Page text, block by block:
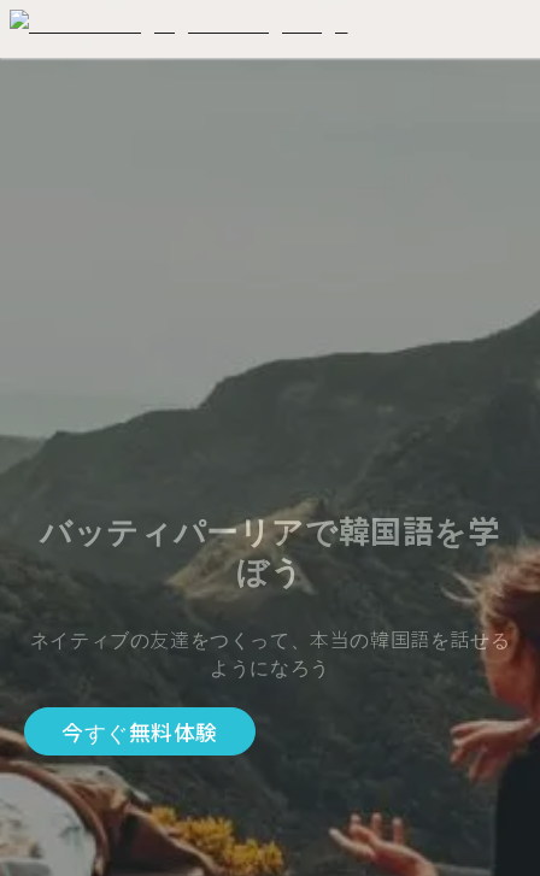
バッティパーリアで韓国語を学
ぼう
ネイティブの友達をつくって、本当の韓国語を話せる
ようになろう
今すぐ無料体験